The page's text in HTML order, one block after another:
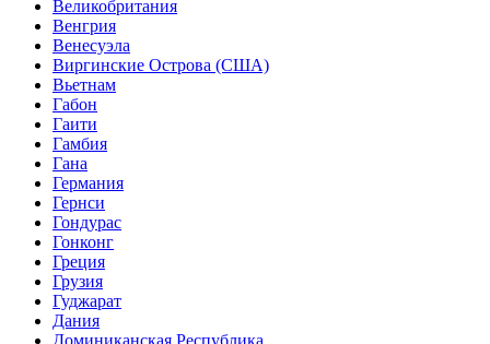
Великобритания
Венгрия
Венесуэла
Виргинские Острова (США)
Вьетнам
Габон
Гаити
Гамбия
Гана
Германия
Гернси
Гондурас
Гонконг
Греция
Грузия
Гуджарат
Дания
Доминиканская Республика